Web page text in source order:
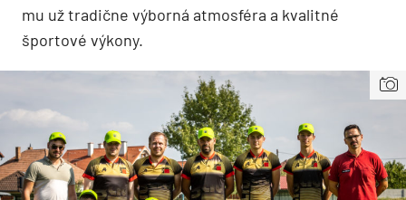
mu už tradične výborná atmosféra a kvalitné
športové výkony.